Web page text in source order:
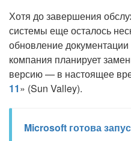
Хотя до завершения
системы еще осталось
обновление
компания планирует
версию — в настоящее
11» (Sun Valley).
Microsoft готова